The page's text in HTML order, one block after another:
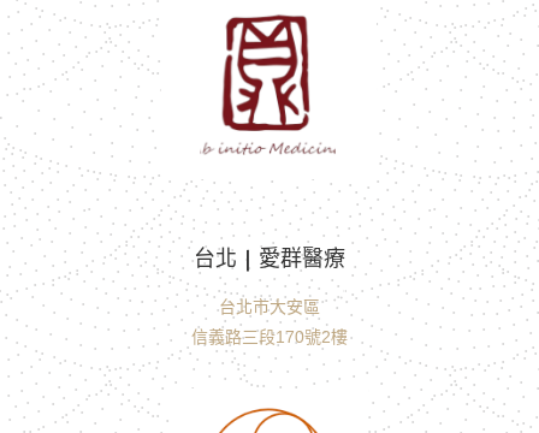
台北 | 愛群醫療
台北市大安區
信義路三段170號2樓